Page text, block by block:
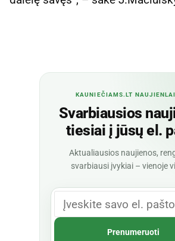
KAUNIEČIAMS.LT
Svarbiausios
tiesiai į jūsų el.
Aktualiausios naujienos,
svarbiausi įvykiai – vienoje